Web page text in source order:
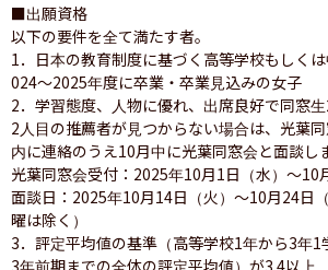
■出願資格
以下の要件を全て満たす者。
1．日本の教育制度に基づく高等学校もしく
024～2025年度に卒業・卒業見込みの女子
2．学習態度、人物に優れ、出席良好で同窓
2人目の推薦者が見つからない場合は、光葉
内に連絡のうえ10月中に光葉同窓会と面談し
光葉同窓会受付：2025年10月1日（水）～10
面談日：2025年10月14日（火）～10月24日
曜は除く）
3．評定平均値の基準（高等学校1年から3年1
3年前期までの全体の評定平均値）が3.4以上